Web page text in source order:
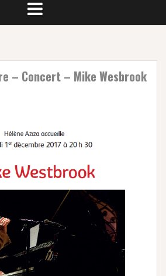
– Concert – Mike Wesbrook